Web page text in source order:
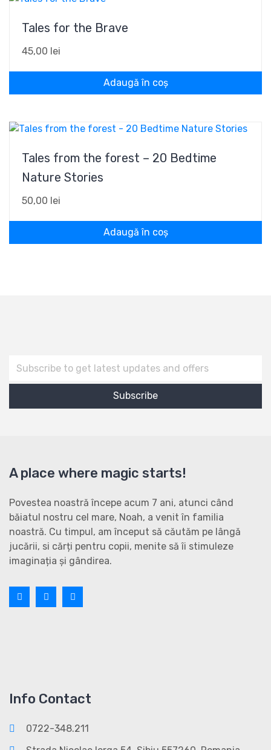
Tales for the Brave
45,00 lei
Adaugă în coș
Tales from the forest – 20 Bedtime
Nature Stories
50,00 lei
Adaugă în coș
A place where magic starts!
Povestea noastră începe acum 7 ani, atunci când
băiatul nostru cel mare, Noah, a venit în familia
noastră. Cu timpul, am început să căutăm pe lângă
jucării, si cărți pentru copii, menite să îi stimuleze
imaginația și gândirea.
Info Contact
0722-348.211